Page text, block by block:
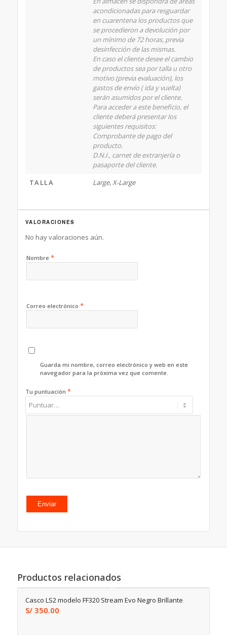
acondicionadas para resguardar
en cuarentena los productos que
se procedieron a devolución por
un mínimo de 72 horas, previa
desinfección de las mismas.
En caso el cliente desee el cambio
de productos sea por talla u otro
motivo (previa evaluación), los
gastos de envío ( ida y vuelta)
serán asumidos por el cliente.
Para acceder a este beneficio, el
cliente deberá presentar los
siguientes requisitos:
Comprobante de pago del
producto.
D.N.I., carnet de extranjería o
pasaporte del cliente.
TALLA
Large, X-Large
VALORACIONES
No hay valoraciones aún.
Nombre *
Correo electrónico *
Guarda mi nombre, correo electrónico y web en este
navegador para la próxima vez que comente.
Tu puntuación *
Productos relacionados
Casco LS2 modelo FF320 Stream Evo Negro Brillante
S/350.00